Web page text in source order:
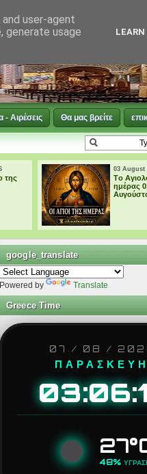
Αιρέσεις Θα μας βρείτε
της
03 August
† ΜΙΚΡΗ
ΤΗΝ
google_translate
Powered by Translate
Greece Time
07 / 08 /
ΠΑΡΑΣΚΕΥΗ
48%
user-agent
generate usage
LEARN